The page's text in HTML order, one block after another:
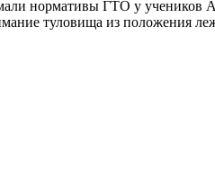
нормативы ГТО у учеников
туловища из положения